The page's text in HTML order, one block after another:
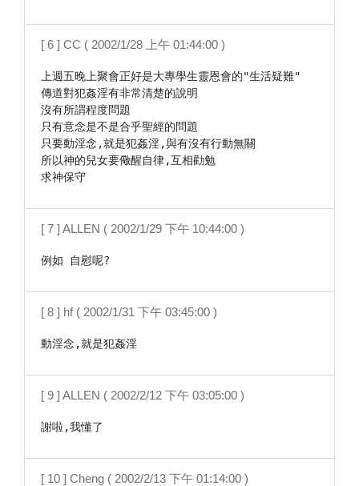
[ 6 ] CC ( 2002/1/28 上午 01:44:00 )
上週五晚上聚會正好是大專學生靈恩會的"生活疑難"
傳道對犯姦淫有非常清楚的說明
沒有所謂程度問題
只有意念是不是合乎聖經的問題
只要動淫念,就是犯姦淫,與有沒有行動無關
所以神的兒女要儆醒自律,互相勸勉
求神保守
[ 7 ] ALLEN ( 2002/1/29 下午 10:44:00 )
例如 自慰呢?
[ 8 ] hf ( 2002/1/31 下午 03:45:00 )
[ 9 ] ALLEN ( 2002/2/12 下午 03:05:00 )
謝啦,我懂了
[ 10 ] Cheng ( 2002/2/13 下午 01:14:00 )